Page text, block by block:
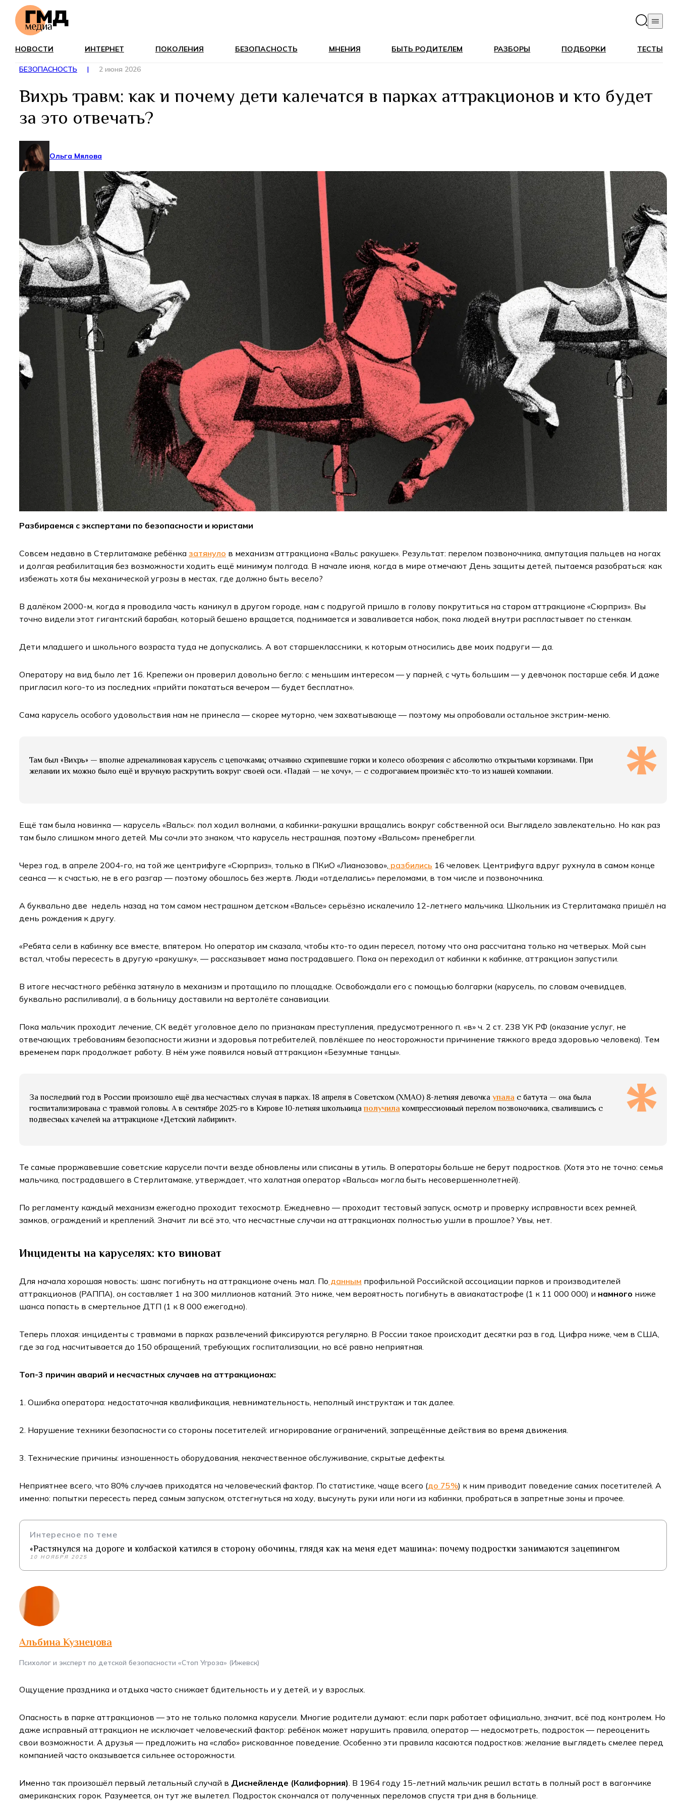
НОВОСТИ ИНТЕРНЕТ ПОКОЛЕНИЯ БЕЗОПАСНОСТЬ МНЕНИЯ БЫТЬ РОДИТЕЛЕМ РАЗБОРЫ ПОДБОРКИ ТЕСТЫ
БЕЗОПАСНОСТЬ | 2 июня 2026
Вихрь травм: как и почему дети калечатся в парках аттракционов и кто будет
за это отвечать?
Ольга Мялова
Разбираемся с экспертами по безопасности и юристами
Совсем недавно в Стерлитамаке ребёнка затянуло в механизм аттракциона «Вальс ракушек». Результат: перелом позвоночника, ампутация пальцев на ногах
и долгая реабилитация без возможности ходить ещё минимум полгода. В начале июня, когда в мире отмечают День защиты детей, пытаемся разобраться: как
избежать хотя бы механической угрозы в местах, где должно быть весело?
В далёком 2000-м, когда я проводила часть каникул в другом городе, нам с подругой пришло в голову покрутиться на старом аттракционе «Сюрприз». Вы
точно видели этот гигантский барабан, который бешено вращается, поднимается и заваливается набок, пока людей внутри распластывает по стенкам.
Дети младшего и школьного возраста туда не допускались. А вот старшеклассники, к которым относились две моих подруги — да.
Оператору на вид было лет 16. Крепежи он проверил довольно бегло: с меньшим интересом — у парней, с чуть большим — у девчонок постарше себя. И даже
пригласил кого-то из последних «прийти покататься вечером — будет бесплатно».
Сама карусель особого удовольствия нам не принесла — скорее муторно, чем захватывающе — поэтому мы опробовали остальное экстрим-меню.
Там был «Вихрь» — вполне адреналиновая карусель с цепочками; отчаянно скрипевшие горки и колесо обозрения с абсолютно открытыми корзинами. При
желании их можно было ещё и вручную раскрутить вокруг своей оси. «Падай — не хочу», — с содроганием произнёс кто-то из нашей компании.
Ещё там была новинка — карусель «Вальс»: пол ходил волнами, а кабинки-ракушки вращались вокруг собственной оси. Выглядело завлекательно. Но как раз
там было слишком много детей. Мы сочли это знаком, что карусель нестрашная, поэтому «Вальсом» пренебрегли.
Через год, в апреле 2004-го, на той же центрифуге «Сюрприз», только в ПКиО «Лианозово», разбились 16 человек. Центрифуга вдруг рухнула в самом конце
сеанса — к счастью, не в его разгар — поэтому обошлось без жертв. Люди «отделались» переломами, в том числе и позвоночника.
А буквально две недель назад на том самом нестрашном детском «Вальсе» серьёзно искалечило 12-летнего мальчика. Школьник из Стерлитамака пришёл на
день рождения к другу.
«Ребята сели в кабинку все вместе, впятером. Но оператор им сказала, чтобы кто-то один пересел, потому что она рассчитана только на четверых. Мой сын
встал, чтобы пересесть в другую «ракушку», — рассказывает мама пострадавшего. Пока он переходил от кабинки к кабинке, аттракцион запустили.
В итоге несчастного ребёнка затянуло в механизм и протащило по площадке. Освобождали его с помощью болгарки (карусель, по словам очевидцев,
буквально распиливали), а в больницу доставили на вертолёте санавиации.
Пока мальчик проходит лечение, СК ведёт уголовное дело по признакам преступления, предусмотренного п. «в» ч. 2 ст. 238 УК РФ (оказание услуг, не
отвечающих требованиям безопасности жизни и здоровья потребителей, повлёкшее по неосторожности причинение тяжкого вреда здоровью человека). Тем
временем парк продолжает работу. В нём уже появился новый аттракцион «Безумные танцы».
За последний год в России произошло ещё два несчастных случая в парках. 18 апреля в Советском (ХМАО) 8-летняя девочка упала с батута — она была
госпитализирована с травмой головы. А в сентябре 2025-го в Кирове 10-летняя школьница получила компрессионный перелом позвоночника, свалившись с
подвесных качелей на аттракционе «Детский лабиринт».
Те самые проржавевшие советские карусели почти везде обновлены или списаны в утиль. В операторы больше не берут подростков. (Хотя это не точно: семья
мальчика, пострадавшего в Стерлитамаке, утверждает, что халатная оператор «Вальса» могла быть несовершеннолетней).
По регламенту каждый механизм ежегодно проходит техосмотр. Ежедневно — проходит тестовый запуск, осмотр и проверку исправности всех ремней,
замков, ограждений и креплений. Значит ли всё это, что несчастные случаи на аттракционах полностью ушли в прошлое? Увы, нет.
Инциденты на каруселях: кто виноват
Для начала хорошая новость: шанс погибнуть на аттракционе очень мал. По данным профильной Российской ассоциации парков и производителей
аттракционов (РАППА), он составляет 1 на 300 миллионов катаний. Это ниже, чем вероятность погибнуть в авиакатастрофе (1 к 11 000 000) и намного ниже
шанса попасть в смертельное ДТП (1 к 8 000 ежегодно).
Теперь плохая: инциденты с травмами в парках развлечений фиксируются регулярно. В России такое происходит десятки раз в год. Цифра ниже, чем в США,
где за год насчитывается до 150 обращений, требующих госпитализации, но всё равно неприятная.
Топ-3 причин аварий и несчастных случаев на аттракционах:
1. Ошибка оператора: недостаточная квалификация, невнимательность, неполный инструктаж и так далее.
2. Нарушение техники безопасности со стороны посетителей: игнорирование ограничений, запрещённые действия во время движения.
3. Технические причины: изношенность оборудования, некачественное обслуживание, скрытые дефекты.
Неприятнее всего, что 80% случаев приходятся на человеческий фактор. По статистике, чаще всего (до 75%) к ним приводит поведение самих посетителей. А
именно: попытки пересесть перед самым запуском, отстегнуться на ходу, высунуть руки или ноги из кабинки, пробраться в запретные зоны и прочее.
Интересное по теме
«Растянулся на дороге и колбаской катился в сторону обочины, глядя как на меня едет машина»: почему подростки занимаются зацепингом
10 НОЯБРЯ 2025
Альбина Кузнецова
Психолог и эксперт по детской безопасности «Стоп Угроза» (Ижевск)
Ощущение праздника и отдыха часто снижает бдительность и у детей, и у взрослых.
Опасность в парке аттракционов — это не только поломка карусели. Многие родители думают: если парк работает официально, значит, всё под контролем. Но
даже исправный аттракцион не исключает человеческий фактор: ребёнок может нарушить правила, оператор — недосмотреть, подросток — переоценить
свои возможности. А друзья — предложить на «слабо» рискованное поведение. Особенно эти правила касаются подростков: желание выглядеть смелее перед
компанией часто оказывается сильнее осторожности.
Именно так произошёл первый летальный случай в Диснейленде (Калифорния). В 1964 году 15-летний мальчик решил встать в полный рост в вагончике
американских горок. Разумеется, он тут же вылетел. Подросток скончался от полученных переломов спустя три дня в больнице.